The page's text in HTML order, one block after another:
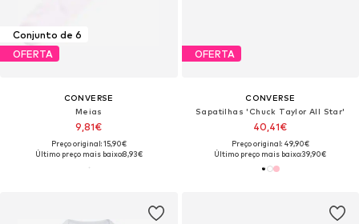
Conjunto de 6
OFERTA
CONVERSE
Meias
9,81€
Preço original: 15,90€
Último preço mais baixo:8,93€
OFERTA
CONVERSE
Sapatilhas 'Chuck Taylor All Star'
40,41€
Preço original: 49,90€
Último preço mais baixo:39,90€